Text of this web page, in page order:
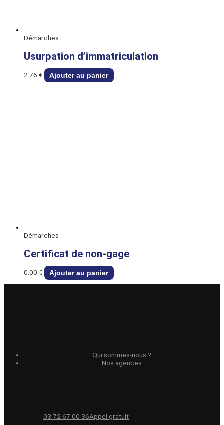
Démarches
Usurpation d’immatriculation
2.76 € Ajouter au panier
Démarches
Certificat de non-gage
0.00 € Ajouter au panier
Qui sommes-nous ?
Nos agences
03 72 67 00 36Appel gratuit